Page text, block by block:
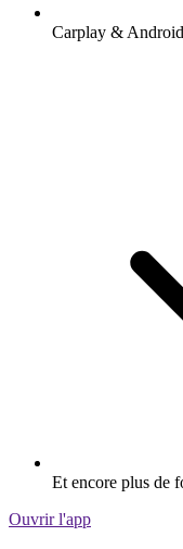
Carplay &
Et encore plus de
Ouvrir l'app